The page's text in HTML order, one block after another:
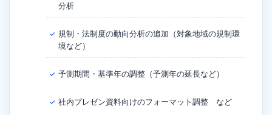
分析
✓ 規制・法制度の動向分析の追加（対象地域の規制環
境など）
✓ 予測期間・基準年の調整（予測年の延長など）
✓ 社内プレゼン資料向けのフォーマット調整 など